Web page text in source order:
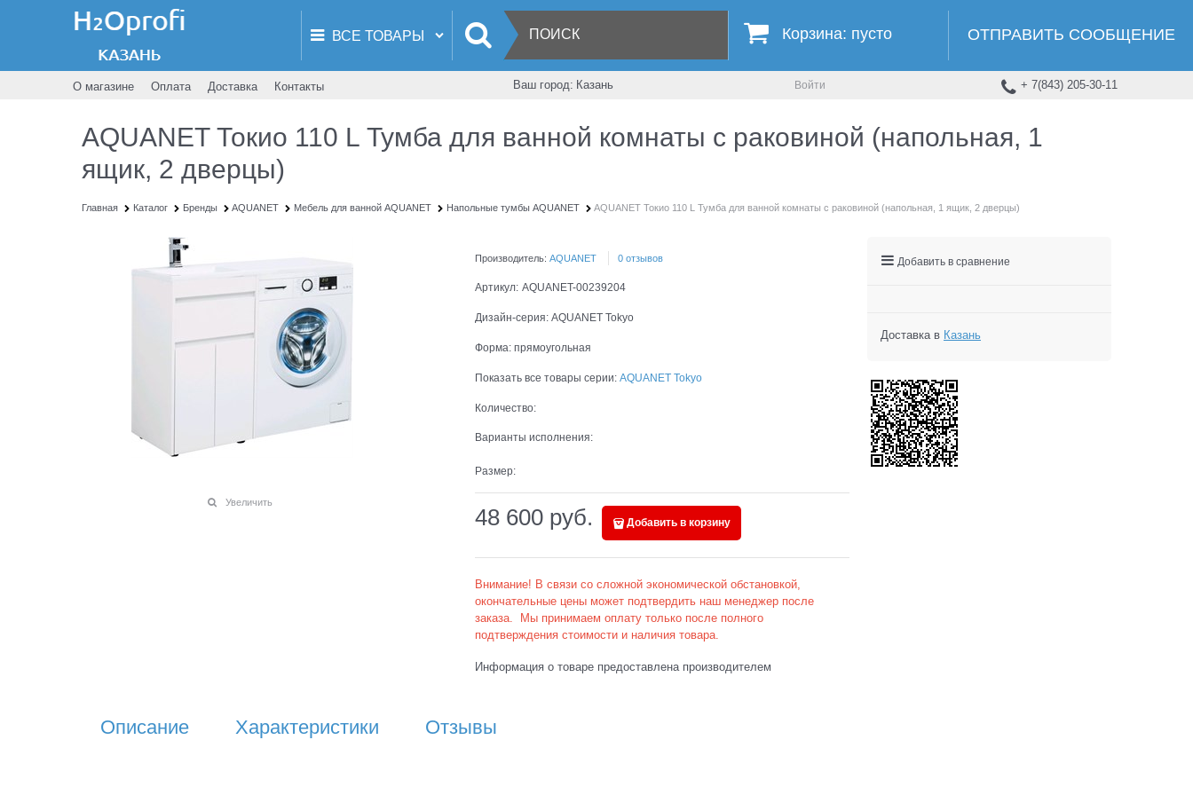
Корзина: пусто ОТПРАВИТЬ СООБЩЕНИЕ
О магазине Оплата Доставка Контакты Ваш город: Казань Войти + 7(843) 205-30-11
AQUANET Токио 110 L Тумба для ванной комнаты с раковиной (напольная, 1
ящик, 2 дверцы)
Главная Каталог Бренды AQUANET Мебель для ванной AQUANET Напольные тумбы AQUANET AQUANET Токио 110 L Тумба для ванной комнаты с раковиной (напольная, 1 ящик, 2 дверцы)
Увеличить
Производитель: AQUANET 0 отзывов
Артикул: AQUANET-00239204
Дизайн-серия: AQUANET Tokyo
Форма: прямоугольная
Показать все товары серии: AQUANET Tokyo
Количество:
Варианты исполнения:
Размер:
48 600 руб. Добавить в корзину
Внимание! В связи со сложной экономической обстановкой,
окончательные цены может подтвердить наш менеджер после
заказа. Мы принимаем оплату только после полного
подтверждения стоимости и наличия товара.
Информация о товаре предоставлена производителем
Описание Характеристики Отзывы
Добавить в сравнение
Доставка в Казань